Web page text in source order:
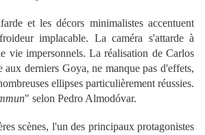
et les décors minimalistes accentuent
implacable. La caméra s'attarde à
vie impersonnels. La réalisation de Carlos
aux derniers Goya, ne manque pas d'effets,
ellipses particulièrement réussies.
" selon Pedro Almodóvar.
scènes, l'un des principaux protagonistes